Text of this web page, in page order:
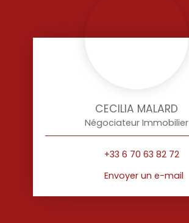
CECILIA MALARD
Négociateur Immobilier
+33 6 70 63 82 72
Envoyer un e-mail